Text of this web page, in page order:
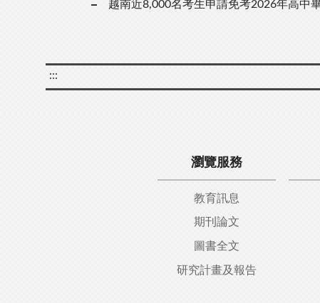
越南近8,000名考生申請免考2026年高中
:::
瀏覽服務
教育訊息
期刊論文
圖書全文
研究計畫及報告